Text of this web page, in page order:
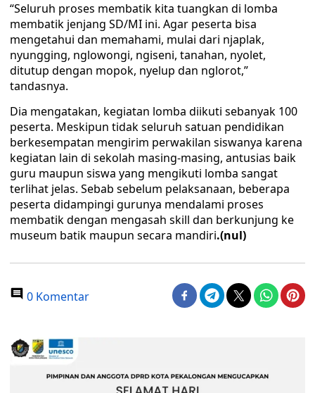
“Seluruh proses membatik kita tuangkan di lomba
membatik jenjang SD/MI ini. Agar peserta bisa
mengetahui dan memahami, mulai dari njaplak,
nyungging, nglowongi, ngiseni, tanahan, nyolet,
ditutup dengan mopok, nyelup dan nglorot,”
tandasnya.
Dia mengatakan, kegiatan lomba diikuti sebanyak 100
peserta. Meskipun tidak seluruh satuan pendidikan
berkesempatan mengirim perwakilan siswanya karena
kegiatan lain di sekolah masing-masing, antusias baik
guru maupun siswa yang mengikuti lomba sangat
terlihat jelas. Sebab sebelum pelaksanaan, beberapa
peserta didampingi gurunya mendalami proses
membatik dengan mengasah skill dan berkunjung ke
museum batik maupun secara mandiri.(nul)
0 Komentar